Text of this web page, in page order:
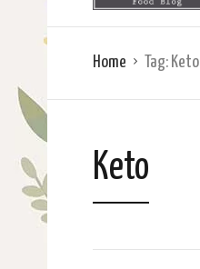
Home Tag: Keto
Keto